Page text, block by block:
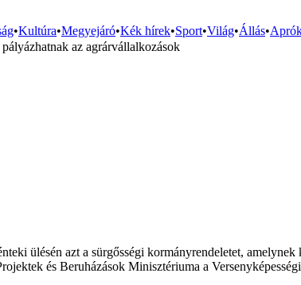
•Kultúra•Megyejáró•Kék hírek•Sport•Világ•Állás•
az agrárvállalkozások
ülésén azt a sürgősségi kormányrendeletet,
és Beruházások Minisztériuma a